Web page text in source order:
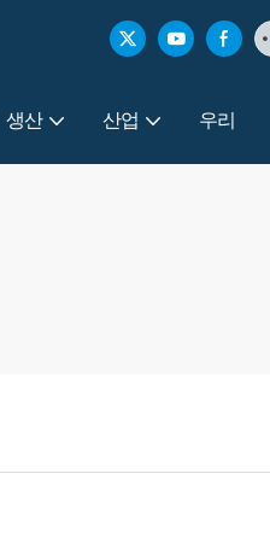
생산 산업 우리